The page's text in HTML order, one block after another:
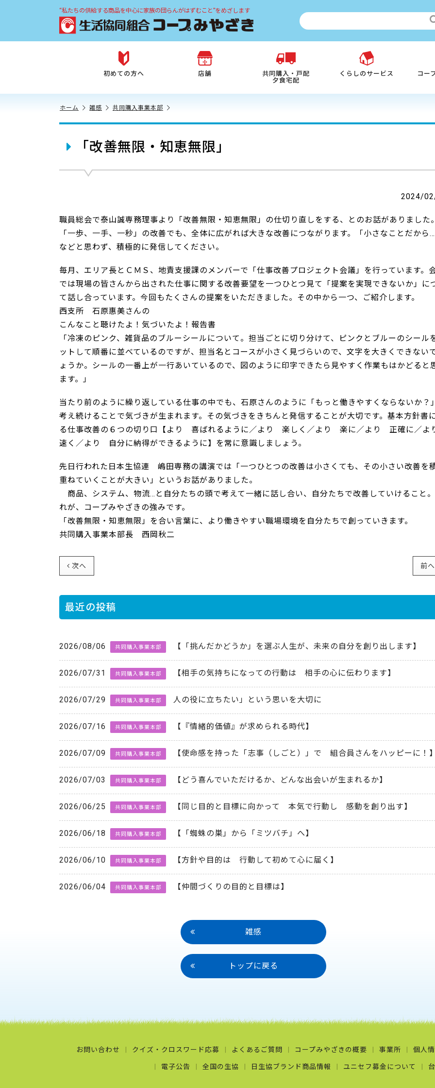
“私たちの供給する商品を中心に家族の団らんがはずむこと”をめざします
初めての方へ 店舗
共同購入・戸配
夕食宅配
くらしのサービス コー
ホーム 雑感 共同購入事業本部
「改善無限・知恵無限」
2024/
職員総会で泰山誠専務理事より「改善無限・知恵無限」の仕切り直しをする、とのお話がありました
「一歩、一手、一秒」の改善でも、全体に広がれば大きな改善につながります。「小さなことだから
などと思わず、積極的に発信してください。
毎月、エリア長とＣＭＳ、地責支援課のメンバーで「仕事改善プロジェクト会議」を行っています。
では現場の皆さんから出された仕事に関する改善要望を一つひとつ見て「提案を実現できないか」に
て話し合っています。今回もたくさんの提案をいただきました。その中から一つ、ご紹介します。
西支所 石原惠美さんの
こんなこと聴けたよ！気づいたよ！報告書
「冷凍のピンク、雑貨品のブルーシールについて。担当ごとに切り分けて、ピンクとブルーのシール
ットして順番に並べているのですが、担当名とコースが小さく見づらいので、文字を大きくできない
ょうか。シールの一番上が一行あいているので、図のように印字できたら見やすく作業もはかどると
ます。」
当たり前のように繰り返している仕事の中でも、石原さんのように「もっと働きやすくならないか？
考え続けることで気づきが生まれます。その気づきをきちんと発信することが大切です。基本方針書
る仕事改善の６つの切り口【より 喜ばれるように／より 楽しく／より 楽に／より 正確に／
速く／より 自分に納得ができるように】を常に意識しましょう。
先日行われた日本生協連 嶋田専務の講演では「一つひとつの改善は小さくても、その小さい改善を
重ねていくことが大きい」というお話がありました。
商品、システム、物流…と自分たちの頭で考えて一緒に話し合い、自分たちで改善していけること
れが、コープみやざきの強みです。
「改善無限・知恵無限」を合い言葉に、より働きやすい職場環境を自分たちで創っていきます。
共同購入事業本部長 西岡秋二
次へ 前へ
最近の投稿
2026/08/06 共同購入事業本部 【「挑んだかどうか」を選ぶ人生が、未来の自分を創り出します】
2026/07/31 共同購入事業本部 【相手の気持ちになっての行動は 相手の心に伝わります】
2026/07/29 共同購入事業本部 人の役に立ちたい」という思いを大切に
2026/07/16 共同購入事業本部 【『情緒的価値』が求められる時代】
2026/07/09 共同購入事業本部 【使命感を持った「志事（しごと）」で 組合員さんをハッピーに！
2026/07/03 共同購入事業本部 【どう喜んでいただけるか、どんな出会いが生まれるか】
2026/06/25 共同購入事業本部 【同じ目的と目標に向かって 本気で行動し 感動を創り出す】
2026/06/18 共同購入事業本部 【「蜘蛛の巣」から「ミツバチ」へ】
2026/06/10 共同購入事業本部 【方針や目的は 行動して初めて心に届く】
2026/06/04 共同購入事業本部 【仲間づくりの目的と目標は】
雑感
トップに戻る
お問い合わせ クイズ・クロスワード応募 よくあるご質問 コープみやざきの概要 事業所 個人
電子公告 全国の生協 日生協ブランド商品情報 ユニセフ募金について